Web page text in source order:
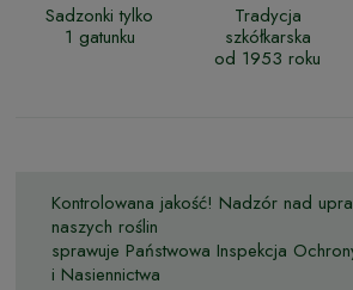
Sadzonki tylko
1 gatunku
Tradycja
szkółkarska
od 1953 roku
Kontrolowana jakość! Nadzór nad
naszych roślin
sprawuje Państwowa Inspekcja
i Nasiennictwa